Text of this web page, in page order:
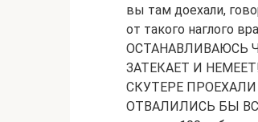
вы там доехали,
от такого наглого
ОСТАНАВЛИВАЮСЬ
ЗАТЕКАЕТ И
СКУТЕРЕ
ОТВАЛИЛИСЬ БЫ